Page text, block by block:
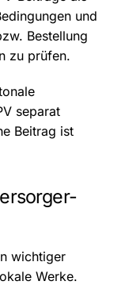
und
Bestellung
zu prüfen.
separat
Beitrag ist
wichtiger
Werke.